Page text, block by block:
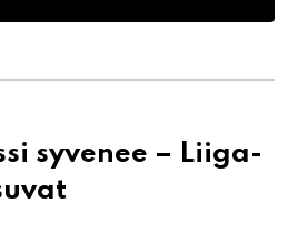
syvenee – Liiga-